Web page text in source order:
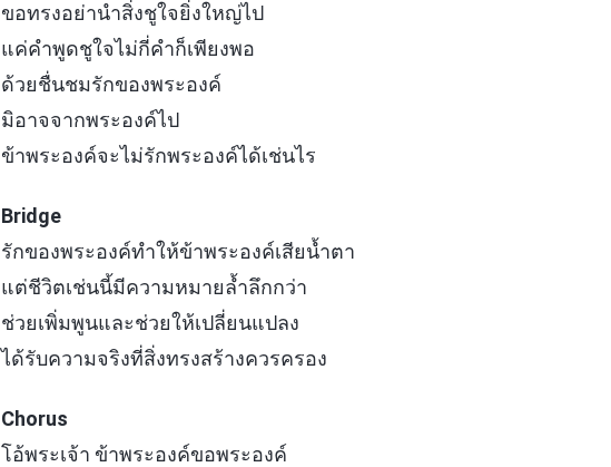
ขอทรงอย่านำสิ่งชูใจยิ่งใหญ่ไป
แค่คำพูดชูใจไม่กี่คำก็เพียงพอ
ด้วยชื่นชมรักของพระองค์
มิอาจจากพระองค์ไป
ข้าพระองค์จะไม่รักพระองค์ได้เช่นไร
Bridge
รักของพระองค์ทำให้ข้าพระองค์เสียน้ำตา
แต่ชีวิตเช่นนี้มีความหมายล้ำลึกกว่า
ช่วยเพิ่มพูนและช่วยให้เปลี่ยนแปลง
ได้รับความจริงที่สิ่งทรงสร้างควรครอง
Chorus
โอ้พระเจ้า ข้าพระองค์ขอพระองค์